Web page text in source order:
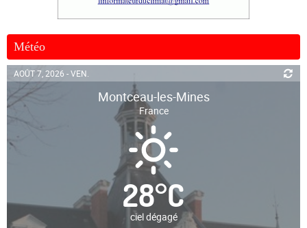
Météo
AOÛT 7, 2026 - VEN.
Montceau-les-Mines
France
28°C
ciel dégagé